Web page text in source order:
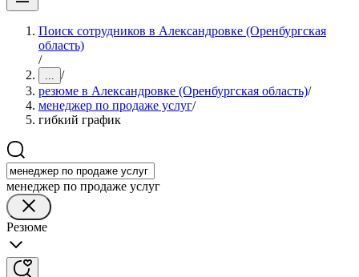
Поиск сотрудников в Александровке (Оренбургская
область)
/
... /
резюме в Александровке (Оренбургская область)/
менеджер по продаже услуг/
гибкий график
менеджер по продаже услуг
Резюме